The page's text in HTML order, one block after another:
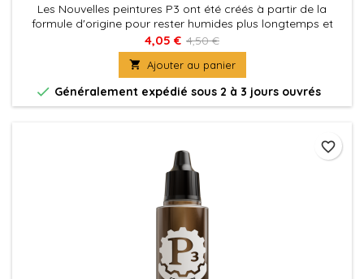
Les Nouvelles peintures P3 ont été créés à partir de la
formule d'origine pour rester humides plus longtemps et
permettre aux peintres de travailler les couleurs plus
facilement sur les figurines. La nouvelle formule des P3 à été
également optimisé au niveau de la charge pigmentaire
afin d'obtenir des couleurs riches et éclatantes, sans perdre
la...
4,05 € 4,50 €
 Ajouter au panier
 Généralement expédié sous 2 à 3 jours ouvrés
favorite_border